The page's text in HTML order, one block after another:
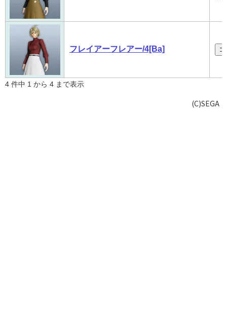
フレイアーフレアー/4[Ba]
4 件中 1 から 4 まで表示
(C)SEGA